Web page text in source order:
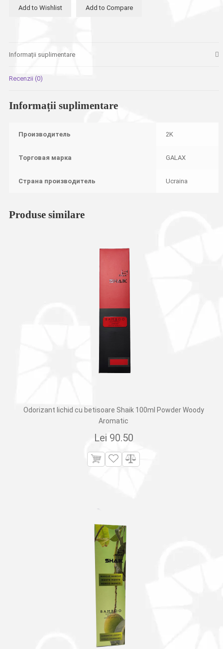
750mlAdd to Wishlist Add to Compare
Informații suplimentare
Recenzii (0)
Informații suplimentare
Производитель 2K
Торговая марка GALAX
Страна производитель Ucraina
Produse similare
Odorizant lichid cu betisoare Shaik 100ml Powder Woody
Aromatic
Lei 90.50